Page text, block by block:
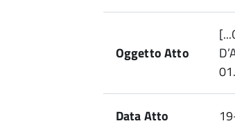
Oggetto Atto
Data Atto